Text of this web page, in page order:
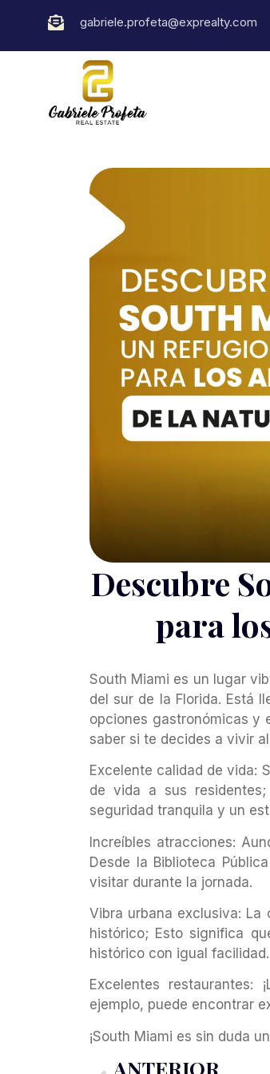
gabriele.profeta@exprealty.com
Descubre
para
South Miami es un lugar
del sur de la Florida. Está
opciones gastronómicas y
saber si te decides a vivir
Excelente calidad de vida:
de vida a sus
seguridad tranquila y un
Increíbles atracciones:
Desde la Biblioteca
visitar durante la jornada.
Vibra urbana exclusiva:
histórico; Esto significa
histórico con igual facilidad.
Excelentes restaurantes:
ejemplo, puede encontrar
¡South Miami es sin duda
ANTERIOR